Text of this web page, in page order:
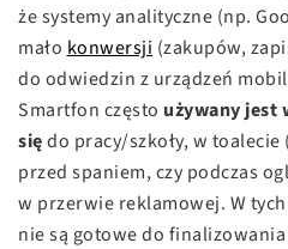
że systemy analityczne (np.
mało konwersji (zakupów,
do odwiedzin z urządzeń
Smartfon często używany jest
siędo pracy/szkoły, w
przed spaniem, czy podczas
w przerwie reklamowej. W
nie są gotowe do